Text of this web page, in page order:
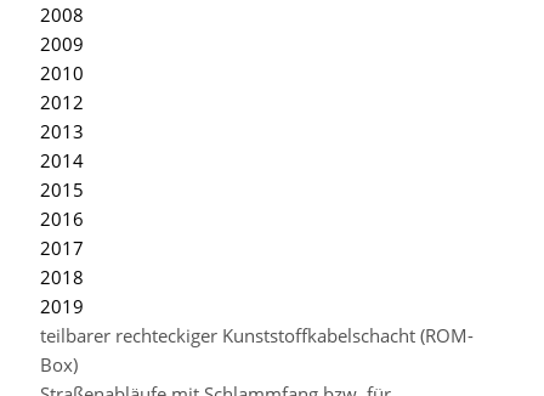
2008
2009
2010
2012
2013
2014
2015
2016
2017
2018
2019
teilbarer rechteckiger Kunststoffkabelschacht (ROM-
Box)